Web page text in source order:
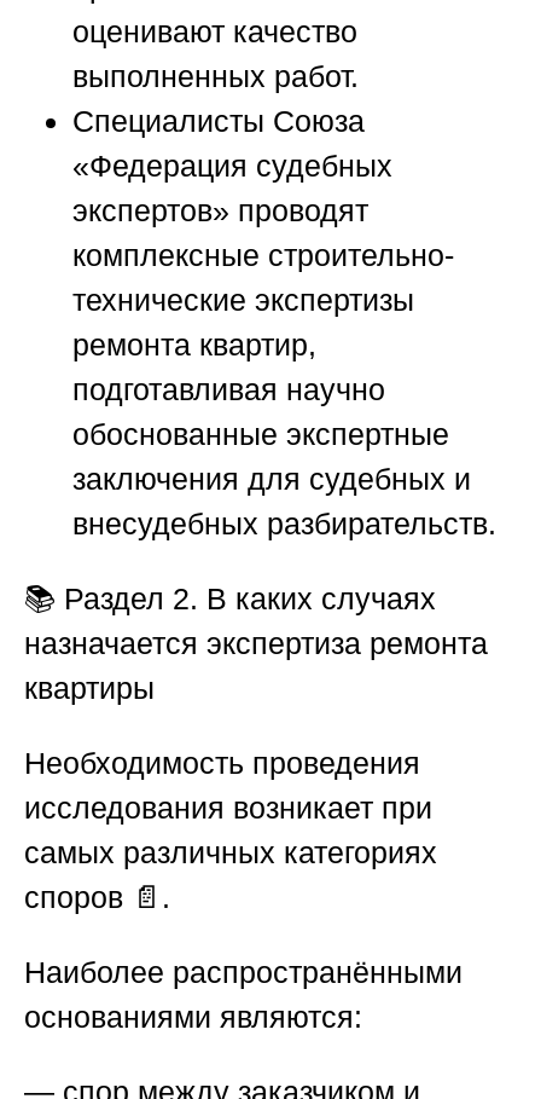
оценивают качество
выполненных работ.
Специалисты Союза
«Федерация судебных
экспертов» проводят
комплексные строительно-
технические экспертизы
ремонта квартир,
подготавливая научно
обоснованные экспертные
заключения для судебных и
внесудебных разбирательств.
📚 Раздел 2. В каких случаях
назначается экспертиза ремонта
квартиры
Необходимость проведения
исследования возникает при
самых различных категориях
споров 📄.
Наиболее распространёнными
основаниями являются:
— спор между заказчиком и